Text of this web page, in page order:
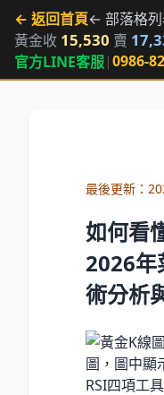
← 返回首頁← 部落格
黃金收 15,530 賣
官方LINE客服|0986-
最後更新：
如何看
2026年
術分析